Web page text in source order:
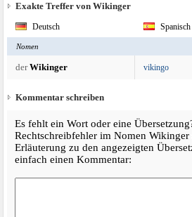
Exakte Treffer von Wikinger
Deutsch Spanisch
Nomen
derWikinger vikingo
Kommentar schreiben
Es fehlt ein Wort oder eine
Rechtschreibfehler im Nomen
Erläuterung zu den angezeigten
einfach einen Kommentar: